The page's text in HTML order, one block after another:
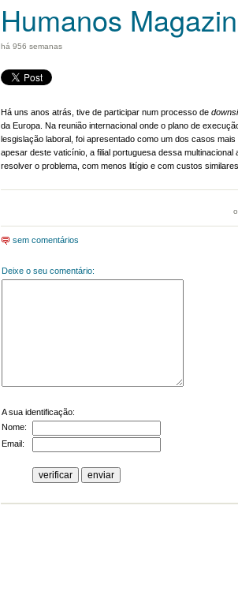
Humanos
há 956 semanas
Há uns anos atrás, tive de participar num processo de
da Europa. Na reunião internacional onde o plano de
lesgislação laboral, foi apresentado como um dos casos
apesar deste vaticínio, a filial portuguesa dessa
resolver o problema, com menos litígio e com custos
sem comentários
Deixe o seu comentário:
A sua identificação:
Nome:
Email: